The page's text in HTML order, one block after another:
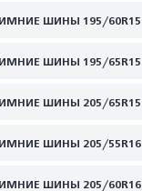
ШИНЫ 195/60R15
ШИНЫ 195/65R15
ШИНЫ 205/65R15
ШИНЫ 205/55R16
ШИНЫ 205/60R16